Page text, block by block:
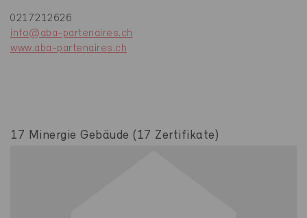
0217212626
info@aba-partenaires.ch
www.aba-partenaires.ch
17 Minergie Gebäude (17 Zertifikate)